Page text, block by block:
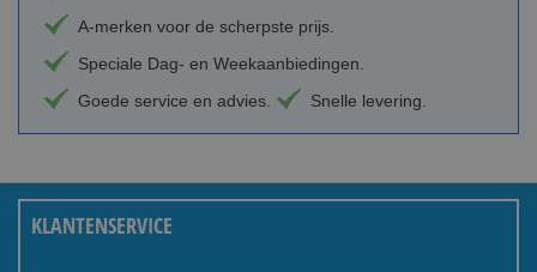
A-merken voor de scherpste prijs.
Speciale Dag- en Weekaanbiedingen.
Goede service en advies.
Snelle levering.
KLANTENSERVICE